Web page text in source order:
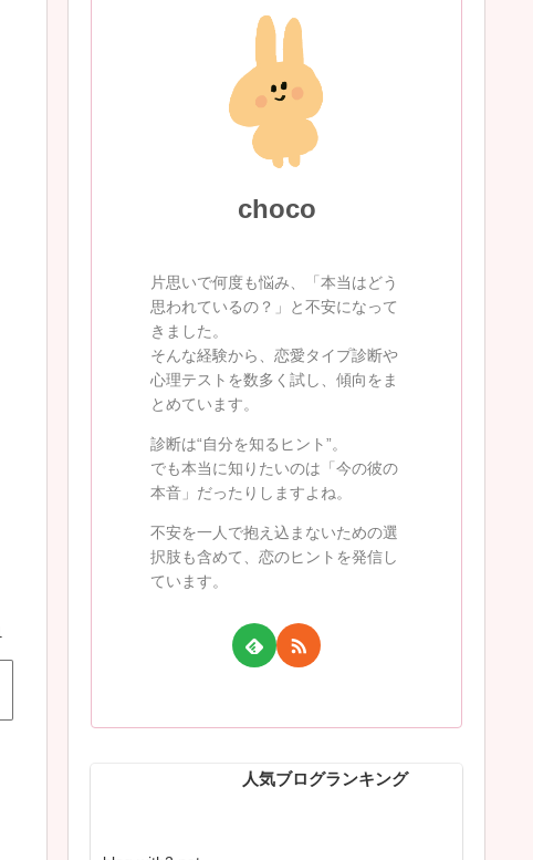
choco
片思いで何度も悩み、「本当はどう
思われているの？」と不安になって
きました。
そんな経験から、恋愛タイプ診断や
心理テストを数多く試し、傾向をま
とめています。
診断は“自分を知るヒント”。
でも本当に知りたいのは「今の彼の
本音」だったりしますよね。
不安を一人で抱え込まないための選
択肢も含めて、恋のヒントを発信し
ています。
人気ブログランキング